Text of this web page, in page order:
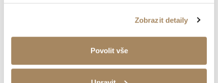
Zobrazit detaily
Povolit vše